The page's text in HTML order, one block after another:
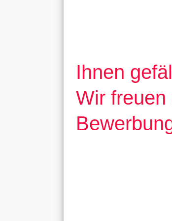
Ihnen
Wir freuen